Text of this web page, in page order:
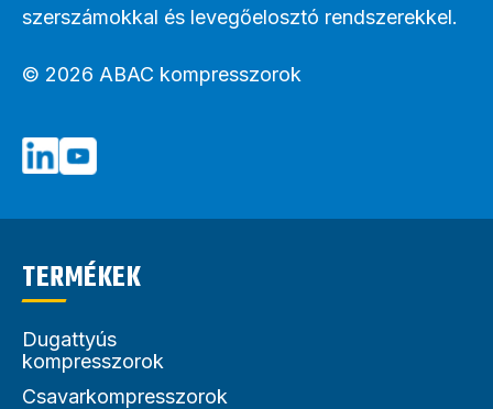
szerszámokkal és levegőelosztó rendszerekkel.
© 2026 ABAC kompresszorok
TERMÉKEK
Dugattyús
kompresszorok
Csavarkompresszorok